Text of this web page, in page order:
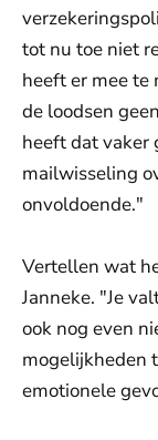
tot nu toe niet
heeft er mee te
de loodsen
heeft dat vaker
mailwisseling
onvoldoende."
Vertellen wat
Janneke. "Je
ook nog even
mogelijkheden
emotionele
De